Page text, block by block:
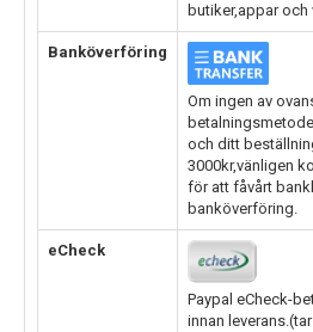
butiker,appar
Banköverföring
Om ingen av
och ditt
3000kr,vänligen
för att fåvårt
banköverföring.
eCheck
Paypal eCheck-
innan